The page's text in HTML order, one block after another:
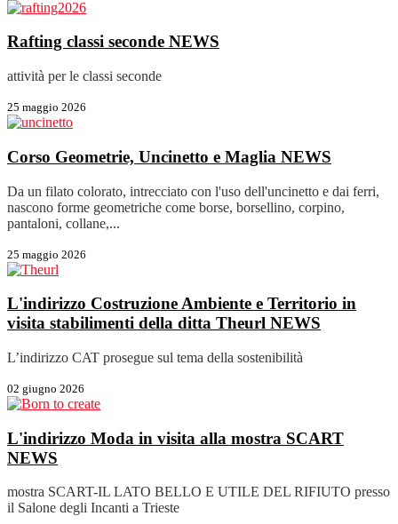
Rafting classi seconde NEWS
attività per le classi seconde
25 maggio 2026
Corso Geometrie, Uncinetto e Maglia NEWS
Da un filato colorato, intrecciato con l'uso dell'uncinetto e dai ferri,
nascono forme geometriche come borse, borsellino, corpino,
pantaloni, collane,...
25 maggio 2026
L'indirizzo Costruzione Ambiente e Territorio in
visita stabilimenti della ditta Theurl NEWS
L’indirizzo CAT prosegue sul tema della sostenibilità
02 giugno 2026
L'indirizzo Moda in visita alla mostra SCART
NEWS
mostra SCART-IL LATO BELLO E UTILE DEL RIFIUTO presso
il Salone degli Incanti a Trieste